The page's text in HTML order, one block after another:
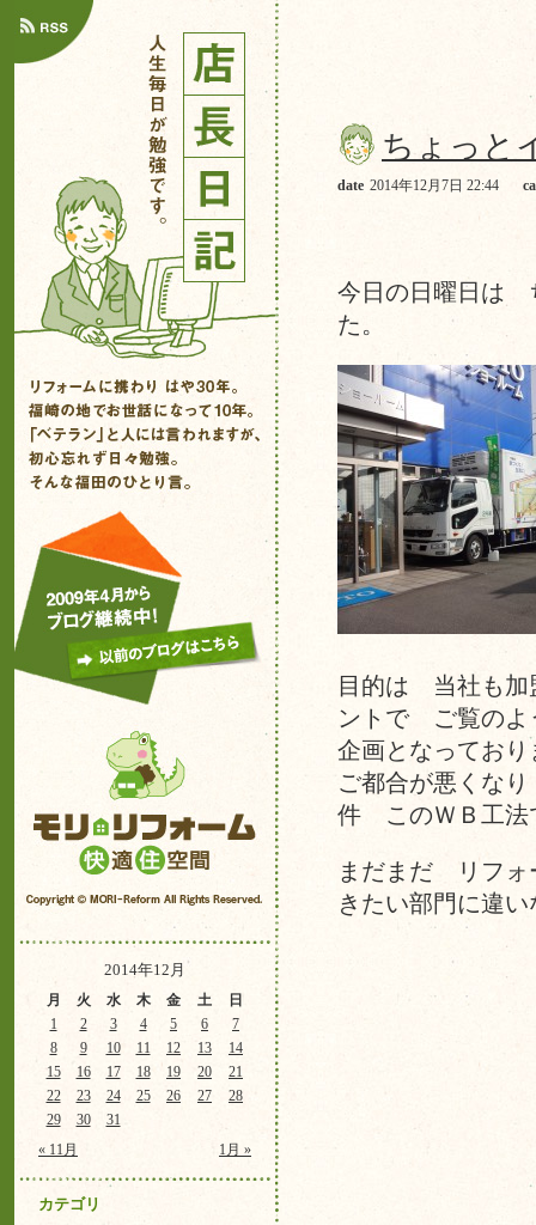
2014年12月
月 火 水 木 金 土 日
« 11月 1月 »
1 2 3 4 5 6
7
8
9 10 11 12 13
14
15
16 17 18 19 20
21
22
23 24 25 26 27
28
29
30 31
カテゴリ
ちょっと
date 2014年12月7日 22:44
今日の日曜日は
た。
目的は 当社も加
ントで ご覧のよ
企画となってお
ご都合が悪くな
件 このＷＢ工法
まだまだ リフ
きたい部門に違